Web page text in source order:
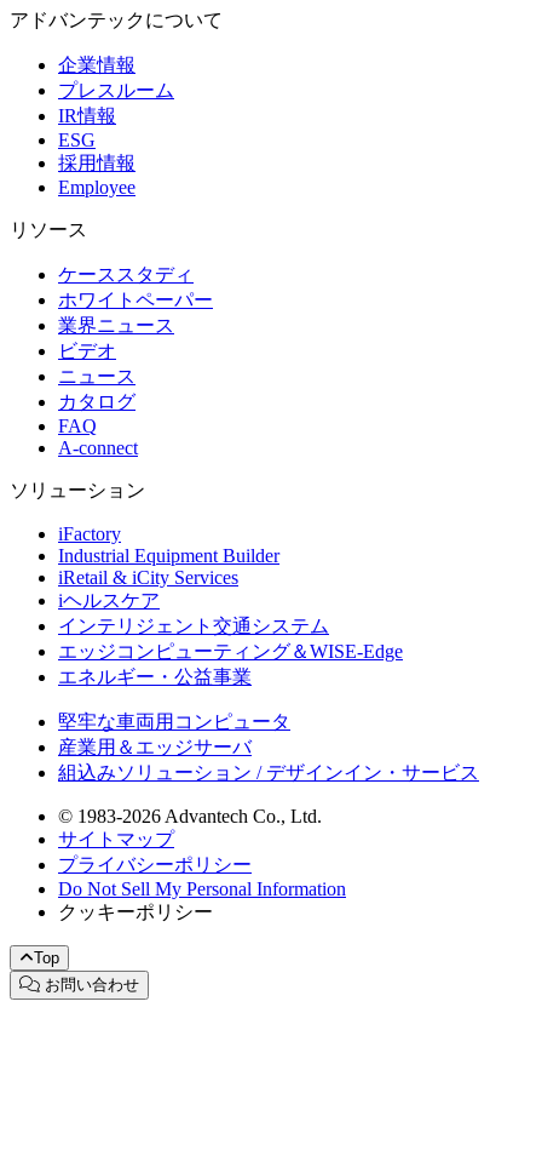
アドバンテックについて
企業情報
プレスルーム
IR情報
ESG
採用情報
Employee
リソース
ケーススタディ
ホワイトペーパー
業界ニュース
ビデオ
ニュース
カタログ
FAQ
A-connect
ソリューション
iFactory
Industrial Equipment Builder
iRetail & iCity Services
iヘルスケア
インテリジェント交通システム
エッジコンピューティング＆WISE-Edge
エネルギー・公益事業
堅牢な車両用コンピュータ
産業用＆エッジサーバ
組込みソリューション / デザインイン・サービス
© 1983-2026 Advantech Co., Ltd.
サイトマップ
プライバシーポリシー
Do Not Sell My Personal Information
クッキーポリシー
Top
お問い合わせ